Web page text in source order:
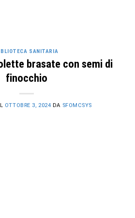
SANITARIA
brasate con semi di
finocchio
OTTOBRE 3, 2024 DA SFOMCSYS